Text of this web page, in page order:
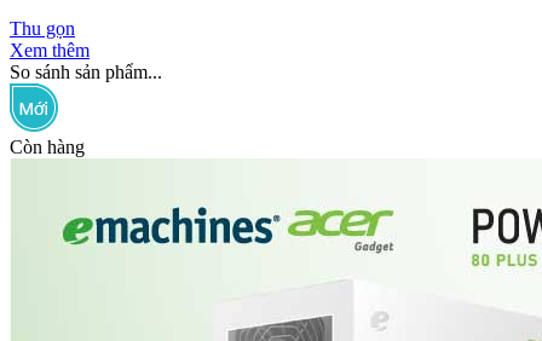
Thu gọn
Xem thêm
So sánh sản phẩm...
Còn hàng